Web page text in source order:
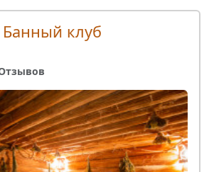
клуб